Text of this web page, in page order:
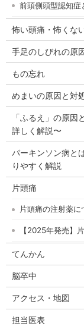
前頭側頭型認知症
怖い頭痛・怖くな
手足のしびれの原
もの忘れ
めまいの原因と対
「ふるえ」の原
詳しく解説〜
パーキンソン病と
りやすく解説
片頭痛
片頭痛の注射薬に
【2025年発売】
てんかん
脳卒中
アクセス・地図
担当医表